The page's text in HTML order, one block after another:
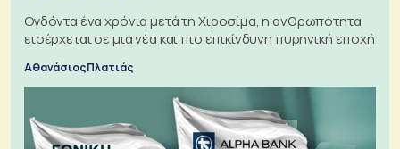
Ογδόντα ένα χρόνια μετά τη Χιροσίμα, η ανθρωπότητα
εισέρχεται σε μια νέα και πιο επικίνδυνη πυρηνική εποχή
Αθανάσιος Πλατιάς